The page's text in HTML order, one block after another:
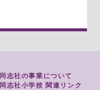
同志社の事業について
同志社小学校 関連リンク